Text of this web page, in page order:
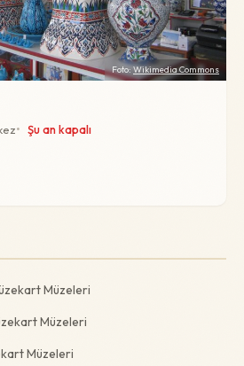
Foto: Wikimedia Commons
Şu an kapalı
Müzeleri
Müzeleri
Müzeleri